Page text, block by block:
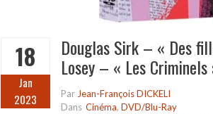
18
Jan
2023
Douglas Sirk – « Des
Losey – « Les
Par Jean-François DICKELI
Dans Cinéma, DVD/Blu-Ray